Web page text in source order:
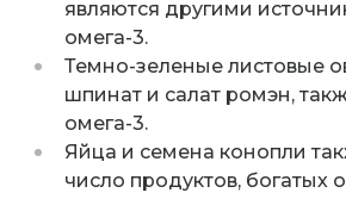
являются другими
омега-3.
Темно-зеленые листовые
шпинат и салат ромэн,
омега-3.
Яйца и семена конопли
число продуктов, богатых